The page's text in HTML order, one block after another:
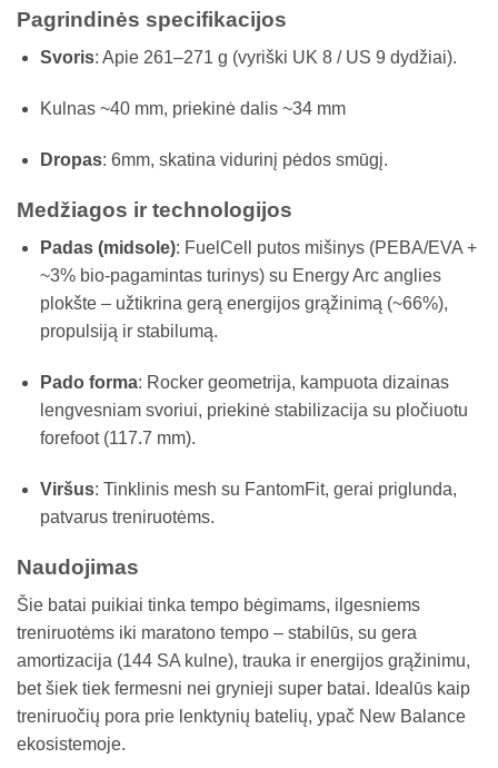
Pagrindinės specifikacijos
Svoris: Apie 261–271 g (vyriški UK 8 / US 9 dydžiai).
Kulnas ~40 mm, priekinė dalis ~34 mm
Dropas: 6mm, skatina vidurinį pėdos smūgį.
Medžiagos ir technologijos
Padas (midsole): FuelCell putos mišinys (PEBA/EVA +
~3% bio-pagamintas turinys) su Energy Arc anglies
plokšte – užtikrina gerą energijos grąžinimą (~66%),
propulsiją ir stabilumą.
Pado forma: Rocker geometrija, kampuota dizainas
lengvesniam svoriui, priekinė stabilizacija su pločiuotu
forefoot (117.7 mm).
Viršus: Tinklinis mesh su FantomFit, gerai priglunda,
patvarus treniruotėms.
Naudojimas
Šie batai puikiai tinka tempo bėgimams, ilgesniems
treniruotėms iki maratono tempo – stabilūs, su gera
amortizacija (144 SA kulne), trauka ir energijos grąžinimu,
bet šiek tiek fermesni nei grynieji super batai. Idealūs kaip
treniruočių pora prie lenktynių batelių, ypač New Balance
ekosistemoje.